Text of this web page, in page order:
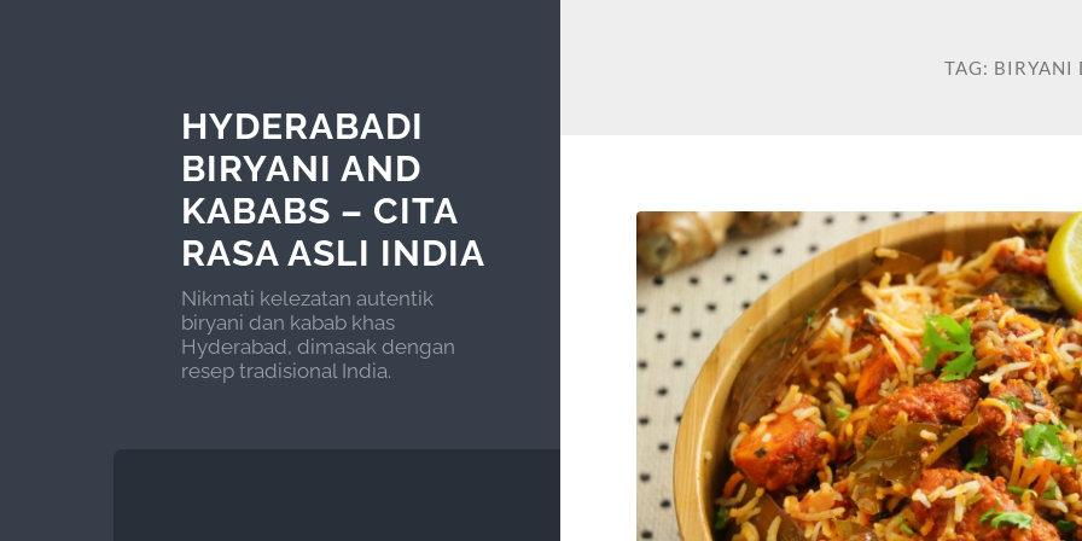
HYDERABADI
BIRYANI AND
KABABS – CITA
RASA ASLI INDIA
Nikmati kelezatan autentik
biryani dan kabab khas
Hyderabad, dimasak dengan
resep tradisional India.
TAG: BIRYANI